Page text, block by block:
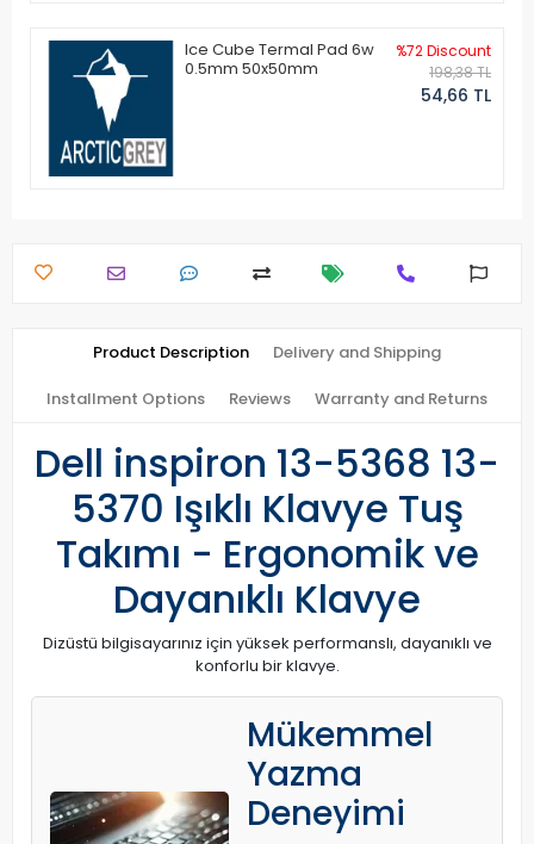
Ice Cube Termal Pad 6w
0.5mm 50x50mm
%72 Discount
198,38 TL
54,66 TL
Product Description Delivery and Shipping
Installment Options Reviews Warranty and Returns
Dell inspiron 13-5368 13-
5370 Işıklı Klavye Tuş
Takımı - Ergonomik ve
Dayanıklı Klavye
Dizüstü bilgisayarınız için yüksek performanslı, dayanıklı ve
konforlu bir klavye.
Mükemmel
Yazma
Deneyimi